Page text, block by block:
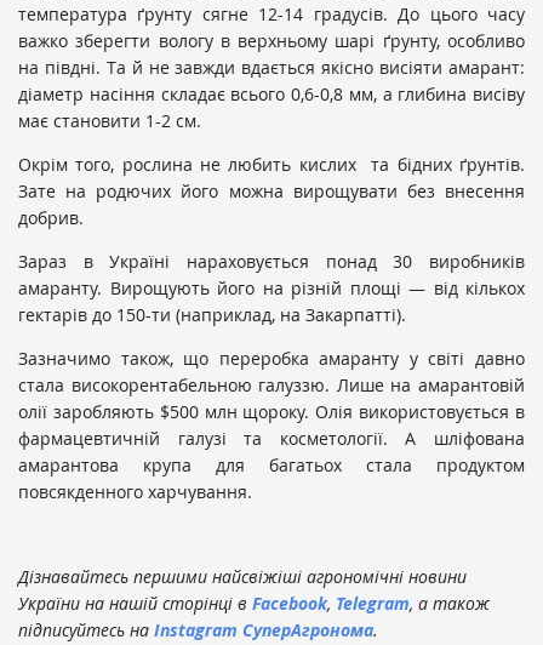
температура ґрунту сягне 12-14 градусів. До цього часу
важко зберегти вологу в верхньому шарі ґрунту, особливо
на півдні. Та й не завжди вдається якісно висіяти амарант:
діаметр насіння складає всього 0,6-0,8 мм, а глибина висіву
має становити 1-2 см.
Окрім того, рослина не любить кислих та бідних ґрунтів.
Зате на родючих його можна вирощувати без внесення
добрив.
Зараз в Україні нараховується понад 30 виробників
амаранту. Вирощують його на різній площі — від кількох
гектарів до 150-ти (наприклад, на Закарпатті).
Зазначимо також, що переробка амаранту у світі давно
стала високорентабельною галуззю. Лише на амарантовій
олії заробляють $500 млн щороку. Олія використовується в
фармацевтичній галузі та косметології. А шліфована
амарантова крупа для багатьох стала продуктом
повсякденного харчування.
Дізнавайтесь першими найсвіжіші агрономічні новини
України на нашій сторінці в Facebook, Telegram, а також
підписуйтесь на Instagram СуперАгронома.